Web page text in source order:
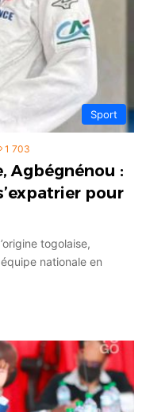
Sport
1 703
Agbégnénou :
pour
togolaise,
nationale en